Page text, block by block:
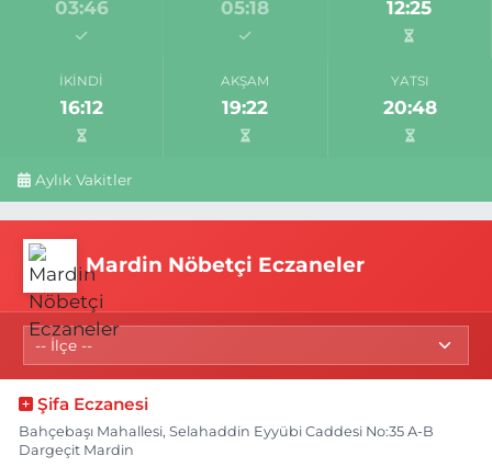
03:46 05:18 12:25
İKINDI
16:12
AKŞAM
19:22
YATSI
20:48
Aylık Vakitler
Mardin Nöbetçi Eczaneler
Şifa Eczanesi
Bahçebaşı Mahallesi, Selahaddin Eyyübi Caddesi No:35 A-B
Dargeçit Mardin